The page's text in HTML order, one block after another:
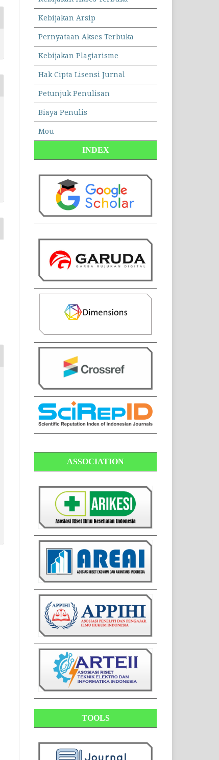
Kebijakan Arsip
Pernyataan Akses Terbuka
Kebijakan Plagiarisme
Hak Cipta Lisensi Jurnal
Petunjuk Penulisan
Biaya Penulis
Mou
INDEX
ASSOCIATION
TOOLS